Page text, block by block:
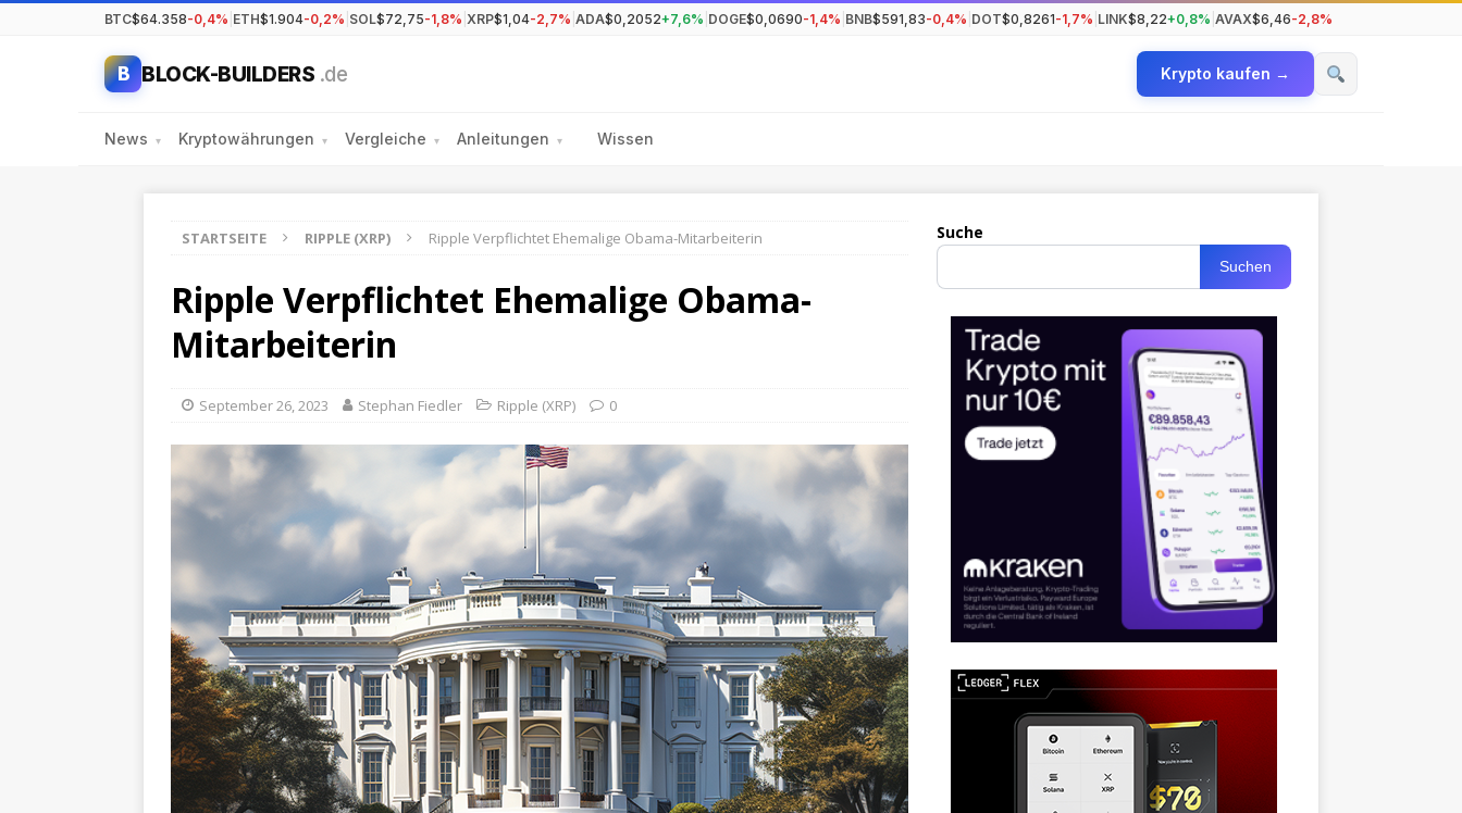
BTC$64.358-0,4% ETH$1.904-0,2% SOL$72,75-1,8% XRP$1,04-2,7% ADA$0,2052+7,6% DOGE$0,0690-1,4% BNB$591,83-0,4% DOT$0,8261-1,7% LINK$8,22+0,8% AVAX$6,46-2,8%
B BLOCK-BUILDERS .de Krypto kaufen →
News ▾ Kryptowährungen ▾ Vergleiche ▾ Anleitungen ▾ Wissen
STARTSEITE RIPPLE (XRP) Ripple Verpflichtet Ehemalige Obama-Mitarbeiterin
Ripple Verpflichtet Ehemalige Obama-
Mitarbeiterin
September 26, 2023 Stephan Fiedler Ripple (XRP) 0
Suche
Suchen